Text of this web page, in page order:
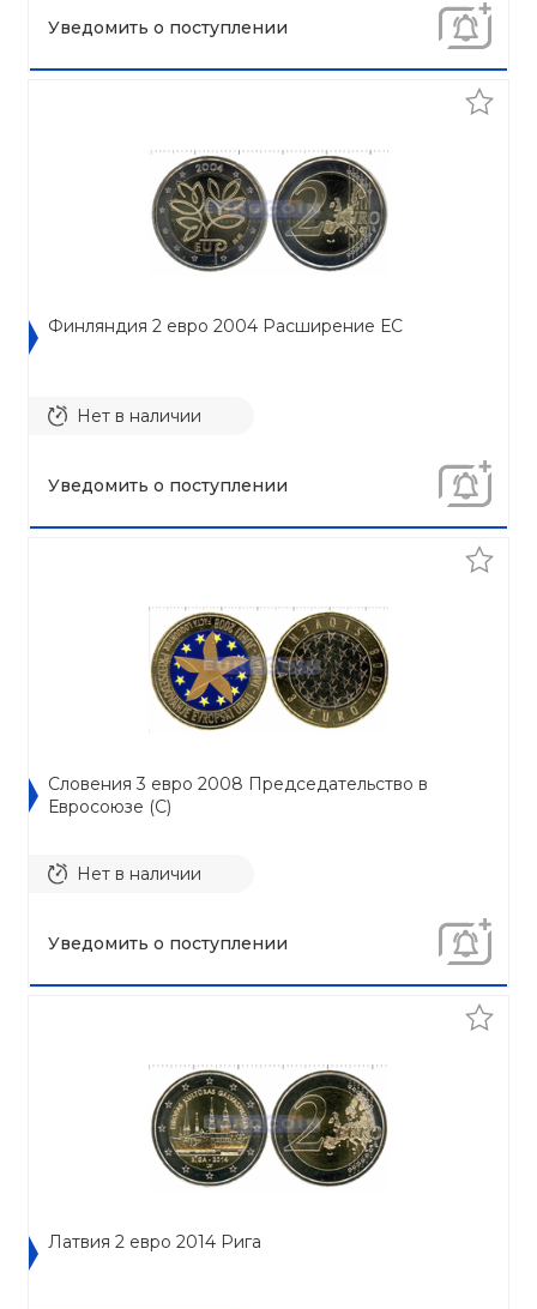
Уведомить о поступлении
Финляндия 2 евро 2004 Расширение ЕС
Нет в наличии
Уведомить о поступлении
Словения 3 евро 2008 Председательство в
Евросоюзе (C)
Нет в наличии
Уведомить о поступлении
Латвия 2 евро 2014 Рига